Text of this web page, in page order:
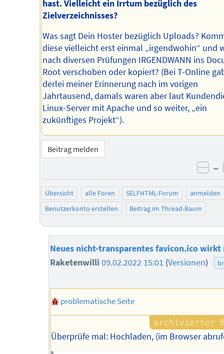
hast. Vielleicht ein Irrtum bezüglich des
Zielverzeichnisses?
Was sagt Dein Hoster bezüglich Uploads?
diese vielleicht erst einmal „irgendwohin“ und
nach diversen Prüfungen IRGENDWANN ins
Root verschoben oder kopiert? (Bei T-Online
derlei meiner Erinnerung nach im vorigen
Jahrtausend, damals waren aber laut
Linux-Server mit Apache und so weiter, „ein
zukünftiges Projekt“).
Beitrag melden
–
Übersicht alle Foren SELFHTML-Forum
anmelden
Benutzerkonto erstellen
Beitrag im Thread-Baum
Neues nicht-transparentes favicon.ico wirkt
Raketenwilli 09.02.2022 15:01 (Versionen)
problematische Seite
Überprüfe mal: Hochladen, (im Browser